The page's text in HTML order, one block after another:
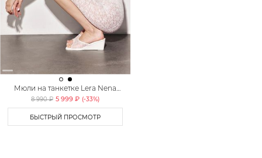
Мюли на танкетке Lera Nena
Unreal
8 990 ₽ 5 999 ₽ (-33%)
БЫСТРЫЙ ПРОСМОТР